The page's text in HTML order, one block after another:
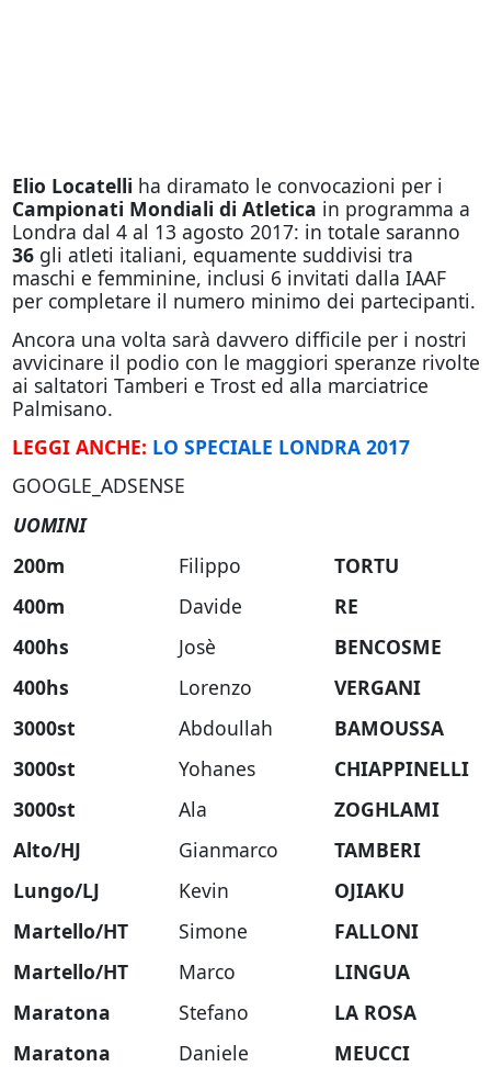
Elio Locatelli ha diramato le convocazioni per i
Campionati Mondiali di Atletica in programma a
Londra dal 4 al 13 agosto 2017: in totale saranno
36 gli atleti italiani, equamente suddivisi tra
maschi e femminine, inclusi 6 invitati dalla IAAF
per completare il numero minimo dei partecipanti.
Ancora una volta sarà davvero difficile per i nostri
avvicinare il podio con le maggiori speranze rivolte
ai saltatori Tamberi e Trost ed alla marciatrice
Palmisano.
LEGGI ANCHE: LO SPECIALE LONDRA 2017
GOOGLE_ADSENSE
UOMINI
200m
Filippo
TORTU
400m
Davide
RE
400hs
Josè
BENCOSME
400hs
Lorenzo
VERGANI
3000st
Abdoullah
BAMOUSSA
3000st
Yohanes
CHIAPPINELLI
3000st
Ala
ZOGHLAMI
Alto/HJ
Gianmarco
TAMBERI
Lungo/LJ
Kevin
OJIAKU
Martello/HT
Simone
FALLONI
Martello/HT
Marco
LINGUA
Maratona
Stefano
LA ROSA
Maratona
Daniele MEUCCI